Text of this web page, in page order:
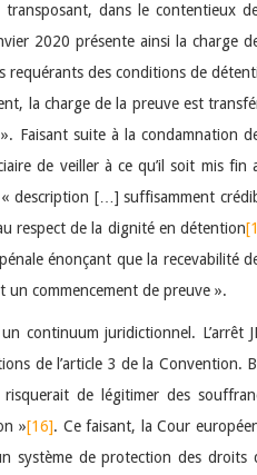
dans le contentieux
2020 présente ainsi la charge
requérants des conditions de
la charge de la preuve est
Faisant suite à la condamnation
de veiller à ce qu’il soit mis fin
description […] suffisamment
respect de la dignité en détention
énonçant que la recevabilité
un commencement de preuve ».
continuum juridictionnel. L’arrêt
de l’article 3 de la Convention.
de légitimer des
»[16]. Ce faisant, la Cour
système de protection des droits